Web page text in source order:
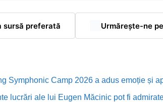
sursă preferată Urmărește-ne
Symphonic Camp 2026 a adus emoție și
lucrări ale lui Eugen Măcinic pot fi